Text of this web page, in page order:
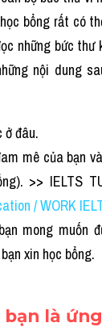
bổng rất có
những bức thư
nội dung
ở đâu.
mê của bạn
>> IELTS
/ WORK
mong muốn
xin học bổng.
bạn là